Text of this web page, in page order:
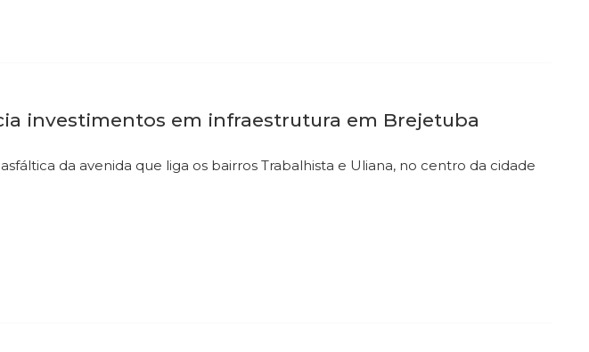
investimentos em infraestrutura em Brejetuba
da avenida que liga os bairros Trabalhista e Uliana, no centro da cidade